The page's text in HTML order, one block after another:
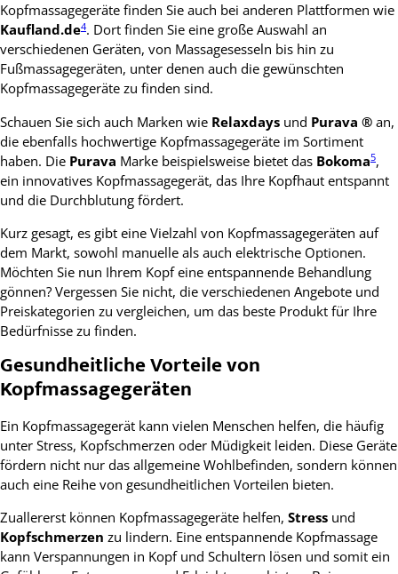
Kopfmassagegeräte finden Sie auch bei anderen Plattformen wie
Kaufland.de4. Dort finden Sie eine große Auswahl an
verschiedenen Geräten, von Massagesesseln bis hin zu
Fußmassagegeräten, unter denen auch die gewünschten
Kopfmassagegeräte zu finden sind.
Schauen Sie sich auch Marken wie Relaxdays und Purava ® an,
die ebenfalls hochwertige Kopfmassagegeräte im Sortiment
haben. Die Purava Marke beispielsweise bietet das Bokoma5,
ein innovatives Kopfmassagegerät, das Ihre Kopfhaut entspannt
und die Durchblutung fördert.
Kurz gesagt, es gibt eine Vielzahl von Kopfmassagegeräten auf
dem Markt, sowohl manuelle als auch elektrische Optionen.
Möchten Sie nun Ihrem Kopf eine entspannende Behandlung
gönnen? Vergessen Sie nicht, die verschiedenen Angebote und
Preiskategorien zu vergleichen, um das beste Produkt für Ihre
Bedürfnisse zu finden.
Gesundheitliche Vorteile von
Kopfmassagegeräten
Ein Kopfmassagegerät kann vielen Menschen helfen, die häufig
unter Stress, Kopfschmerzen oder Müdigkeit leiden. Diese Geräte
fördern nicht nur das allgemeine Wohlbefinden, sondern können
auch eine Reihe von gesundheitlichen Vorteilen bieten.
Zuallererst können Kopfmassagegeräte helfen, Stress und
Kopfschmerzen zu lindern. Eine entspannende Kopfmassage
kann Verspannungen in Kopf und Schultern lösen und somit ein